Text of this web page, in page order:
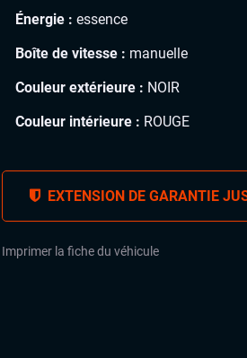
Énergie : essence
Boîte de vitesse : manuelle
Couleur extérieure : NOIR
Couleur intérieure : ROUGE
EXTENSION DE GARANTIE
Imprimer la fiche du véhicule